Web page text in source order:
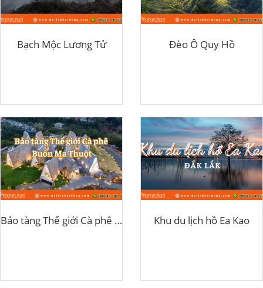
Bạch Mộc Lương Tử Đèo Ô Quy Hồ
Bảo tàng Thế giới Cà phê Buôn Ma Thuột Khu du lịch hồ Ea Kao